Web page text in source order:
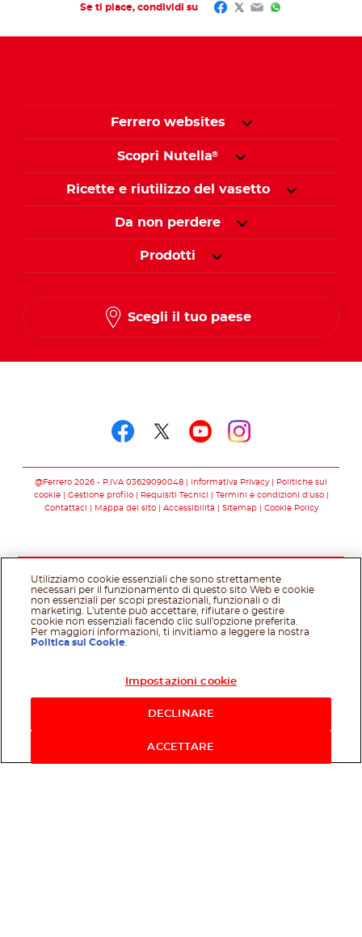
Se ti piace, condividi su Facebook
Twitter
EmailWhatsApp
Ferrero websites
Scopri Nutella®
Ricette e riutilizzo del vasetto
Da non perdere
Prodotti
Scegli il tuo paese
@Ferrero 2026 - P.IVA 03629090048 Informativa Privacy
Politiche sui
cookie
Gestione profilo Requisiti Tecnici
Termini e condizioni d’uso
Contattaci
Mappa del sito Accessibilità Sitemap Cookie Policy
Utilizziamo cookie essenziali che sono strettamente
necessari per il funzionamento di questo sito Web e cookie
non essenziali per scopi prestazionali, funzionali o di
marketing. L'utente può accettare, rifiutare o gestire
cookie non essenziali facendo clic sull'opzione preferita.
Per maggiori informazioni, ti invitiamo a leggere la nostra
Politica sui Cookie
Impostazioni cookie
DECLINARE
ACCETTARE